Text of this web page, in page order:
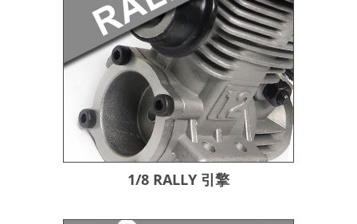
1/8 RALLY 引擎